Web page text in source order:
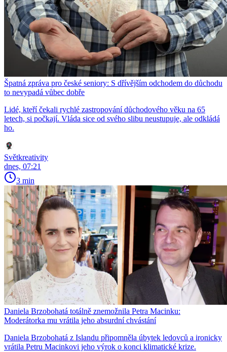
Špatná zpráva pro české seniory: S dřívějším odchodem do důchodu
to nevypadá vůbec dobře
Lidé, kteří čekali rychlé zastropování důchodového věku na 65
letech, si počkají. Vláda sice od svého slibu neustupuje, ale odkládá
ho.
Světkreativity
dnes, 07:21
3 min
Daniela Brzobohatá totálně znemožnila Petra Macinku:
Moderátorka mu vrátila jeho absurdní chvástání
Daniela Brzobohatá z Islandu připomněla úbytek ledovců a ironicky
vrátila Petru Macinkovi jeho výrok o konci klimatické krize.